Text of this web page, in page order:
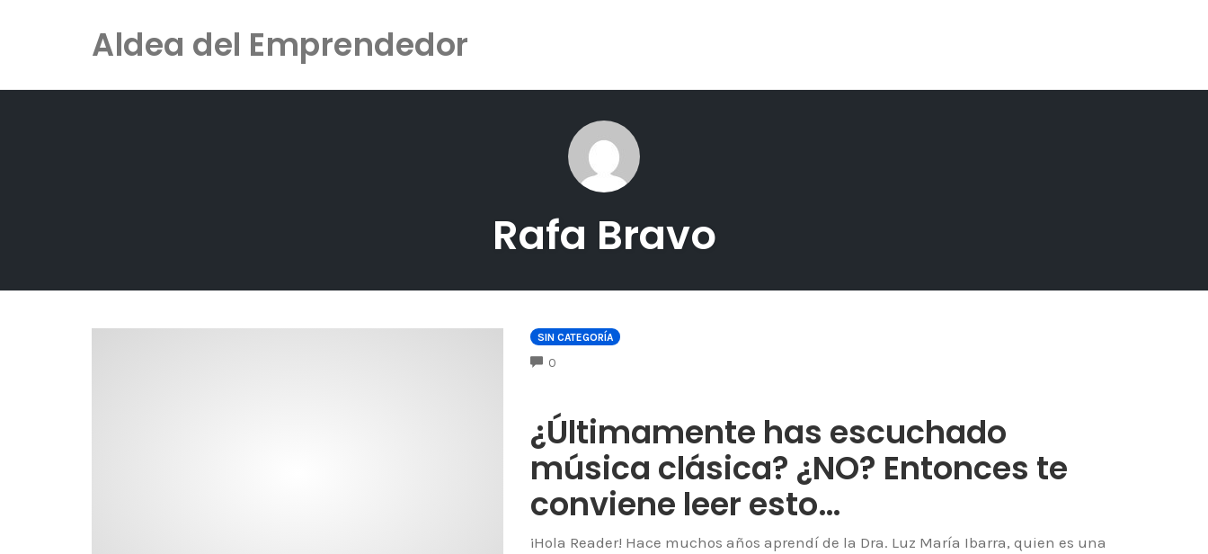
Aldea del Emprendedor
Rafa Bravo
SIN CATEGORÍA
0
¿Últimamente has escuchado
música clásica? ¿NO? Entonces te
conviene leer esto…
¡Hola Reader! Hace muchos años aprendí de la Dra. Luz María Ibarra, quien es una